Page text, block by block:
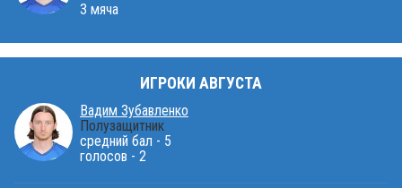
3 мяча
ИГРОКИ АВГУСТА
Вадим Зубавленко
Полузащитник
средний бал - 5
голосов - 2